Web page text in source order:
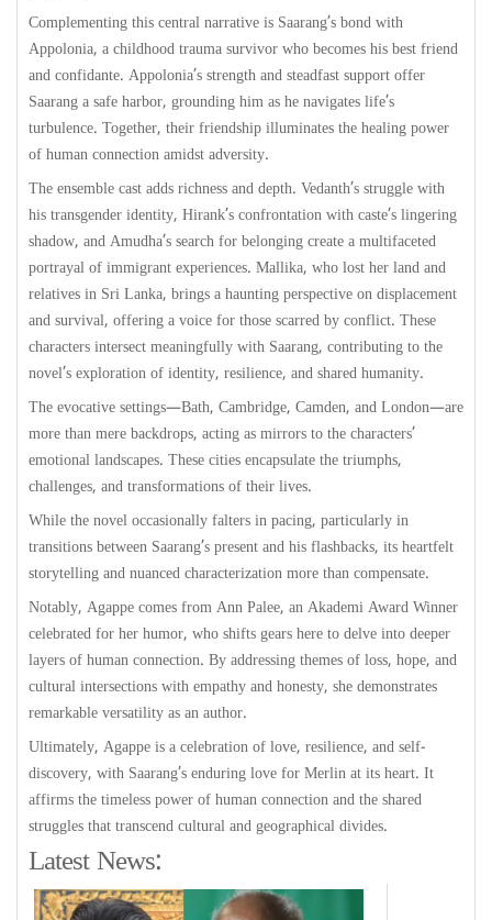
Complementing this central narrative is Saarang’s bond with
Appolonia, a childhood trauma survivor who becomes his best friend
and confidante. Appolonia’s strength and steadfast support offer
Saarang a safe harbor, grounding him as he navigates life’s
turbulence. Together, their friendship illuminates the healing power
of human connection amidst adversity.
The ensemble cast adds richness and depth. Vedanth’s struggle with
his transgender identity, Hirank’s confrontation with caste’s lingering
shadow, and Amudha’s search for belonging create a multifaceted
portrayal of immigrant experiences. Mallika, who lost her land and
relatives in Sri Lanka, brings a haunting perspective on displacement
and survival, offering a voice for those scarred by conflict. These
characters intersect meaningfully with Saarang, contributing to the
novel’s exploration of identity, resilience, and shared humanity.
The evocative settings—Bath, Cambridge, Camden, and London—are
more than mere backdrops, acting as mirrors to the characters’
emotional landscapes. These cities encapsulate the triumphs,
challenges, and transformations of their lives.
While the novel occasionally falters in pacing, particularly in
transitions between Saarang’s present and his flashbacks, its heartfelt
storytelling and nuanced characterization more than compensate.
Notably, Agappe comes from Ann Palee, an Akademi Award Winner
celebrated for her humor, who shifts gears here to delve into deeper
layers of human connection. By addressing themes of loss, hope, and
cultural intersections with empathy and honesty, she demonstrates
remarkable versatility as an author.
Ultimately, Agappe is a celebration of love, resilience, and self-
discovery, with Saarang’s enduring love for Merlin at its heart. It
affirms the timeless power of human connection and the shared
struggles that transcend cultural and geographical divides.
Latest News: